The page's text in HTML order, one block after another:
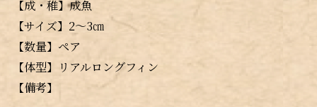
【成・稚】成魚
【サイズ】2～3㎝
【数量】ペア
【体型】リアルロングフィン
【備考】